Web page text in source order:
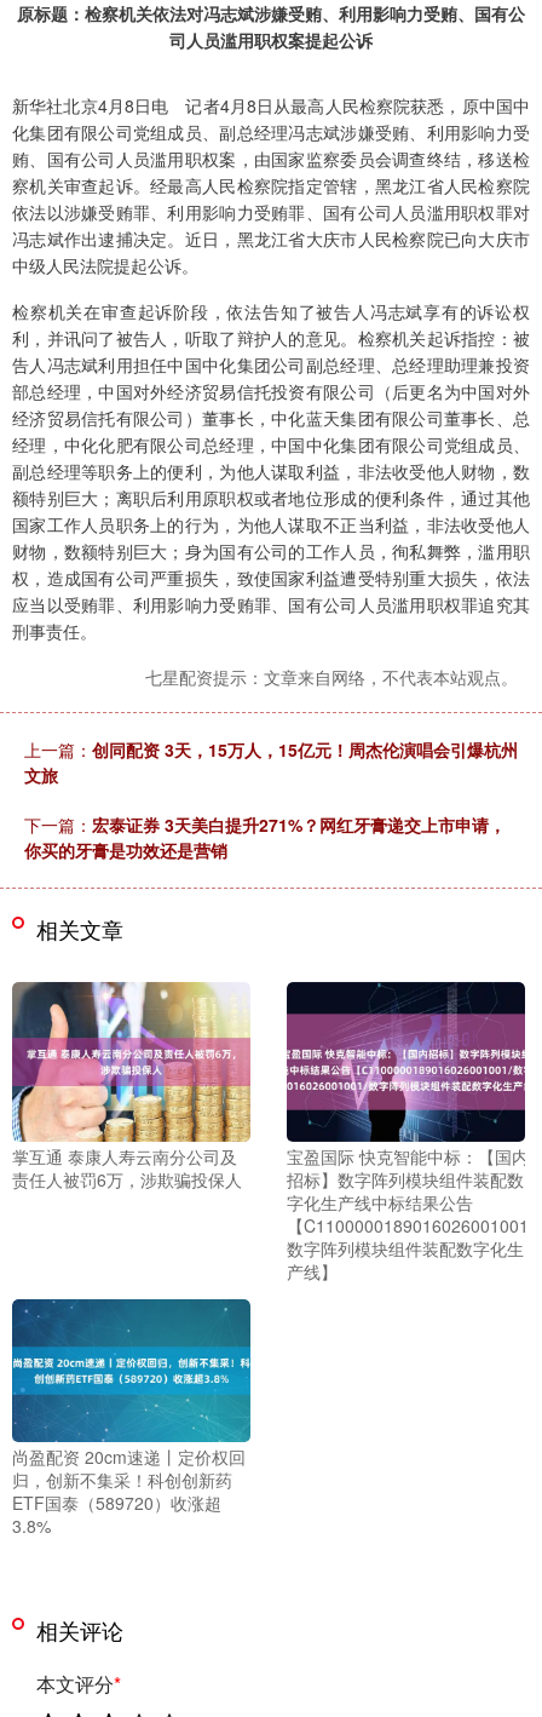
原标题：检察机关依法对冯志斌涉嫌受贿、利用影响力受贿、国有公
司人员滥用职权案提起公诉
新华社北京4月8日电 记者4月8日从最高人民检察院获悉，原中国中
化集团有限公司党组成员、副总经理冯志斌涉嫌受贿、利用影响力受
贿、国有公司人员滥用职权案，由国家监察委员会调查终结，移送检
察机关审查起诉。经最高人民检察院指定管辖，黑龙江省人民检察院
依法以涉嫌受贿罪、利用影响力受贿罪、国有公司人员滥用职权罪对
冯志斌作出逮捕决定。近日，黑龙江省大庆市人民检察院已向大庆市
中级人民法院提起公诉。
检察机关在审查起诉阶段，依法告知了被告人冯志斌享有的诉讼权
利，并讯问了被告人，听取了辩护人的意见。检察机关起诉指控：被
告人冯志斌利用担任中国中化集团公司副总经理、总经理助理兼投资
部总经理，中国对外经济贸易信托投资有限公司（后更名为中国对外
经济贸易信托有限公司）董事长，中化蓝天集团有限公司董事长、总
经理，中化化肥有限公司总经理，中国中化集团有限公司党组成员、
副总经理等职务上的便利，为他人谋取利益，非法收受他人财物，数
额特别巨大；离职后利用原职权或者地位形成的便利条件，通过其他
国家工作人员职务上的行为，为他人谋取不正当利益，非法收受他人
财物，数额特别巨大；身为国有公司的工作人员，徇私舞弊，滥用职
权，造成国有公司严重损失，致使国家利益遭受特别重大损失，依法
应当以受贿罪、利用影响力受贿罪、国有公司人员滥用职权罪追究其
刑事责任。
七星配资提示：文章来自网络，不代表本站观点。
上一篇： 创同配资 3天，15万人，15亿元！周杰伦演唱会引爆杭州
文旅
下一篇： 宏泰证券 3天美白提升271%？网红牙膏递交上市申请，
你买的牙膏是功效还是营销
相关文章
掌互通 泰康人寿云南分公司及
责任人被罚6万，涉欺骗投保人
宝盈国际 快克智能中标：【国内
招标】数字阵列模块组件装配数
字化生产线中标结果公告
【C1100000189016026001001/
数字阵列模块组件装配数字化生
产线】
尚盈配资 20cm速递丨定价权回
归，创新不集采！科创创新药
ETF国泰（589720）收涨超
3.8%
相关评论
本文评分*